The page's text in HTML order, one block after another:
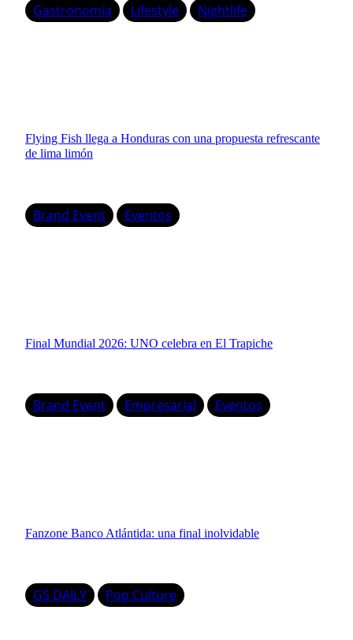
Gastronomía Lifestyle Nightlife
Flying Fish llega a Honduras con una propuesta refrescante
de lima limón
Brand Event Eventos
Final Mundial 2026: UNO celebra en El Trapiche
Brand Event Empresarial Eventos
Fanzone Banco Atlántida: una final inolvidable
GS DAILY Pop Culture